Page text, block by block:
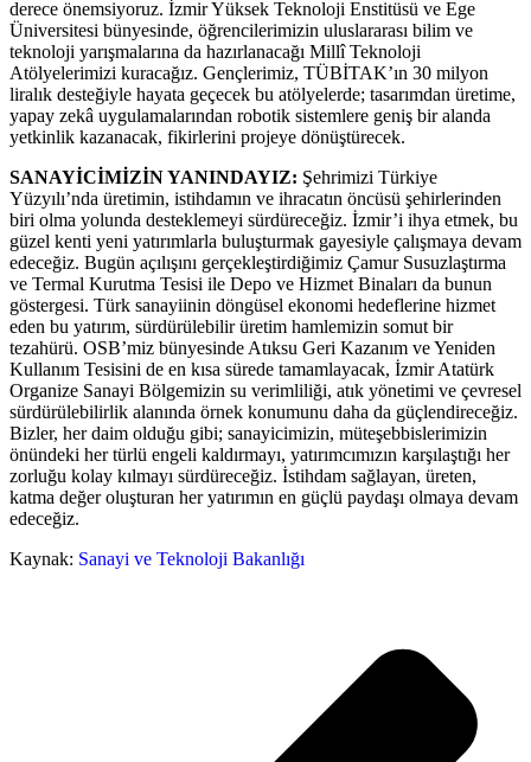
derece önemsiyoruz. İzmir Yüksek Teknoloji Enstitüsü ve Ege
Üniversitesi bünyesinde, öğrencilerimizin uluslararası bilim ve
teknoloji yarışmalarına da hazırlanacağı Millî Teknoloji
Atölyelerimizi kuracağız. Gençlerimiz, TÜBİTAK’ın 30 milyon
liralık desteğiyle hayata geçecek bu atölyelerde; tasarımdan üretime,
yapay zekâ uygulamalarından robotik sistemlere geniş bir alanda
yetkinlik kazanacak, fikirlerini projeye dönüştürecek.
SANAYİCİMİZİN YANINDAYIZ: Şehrimizi Türkiye
Yüzyılı’nda üretimin, istihdamın ve ihracatın öncüsü şehirlerinden
biri olma yolunda desteklemeyi sürdüreceğiz. İzmir’i ihya etmek, bu
güzel kenti yeni yatırımlarla buluşturmak gayesiyle çalışmaya devam
edeceğiz. Bugün açılışını gerçekleştirdiğimiz Çamur Susuzlaştırma
ve Termal Kurutma Tesisi ile Depo ve Hizmet Binaları da bunun
göstergesi. Türk sanayiinin döngüsel ekonomi hedeflerine hizmet
eden bu yatırım, sürdürülebilir üretim hamlemizin somut bir
tezahürü. OSB’miz bünyesinde Atıksu Geri Kazanım ve Yeniden
Kullanım Tesisini de en kısa sürede tamamlayacak, İzmir Atatürk
Organize Sanayi Bölgemizin su verimliliği, atık yönetimi ve çevresel
sürdürülebilirlik alanında örnek konumunu daha da güçlendireceğiz.
Bizler, her daim olduğu gibi; sanayicimizin, müteşebbislerimizin
önündeki her türlü engeli kaldırmayı, yatırımcımızın karşılaştığı her
zorluğu kolay kılmayı sürdüreceğiz. İstihdam sağlayan, üreten,
katma değer oluşturan her yatırımın en güçlü paydaşı olmaya devam
edeceğiz.
Kaynak: Sanayi ve Teknoloji Bakanlığı